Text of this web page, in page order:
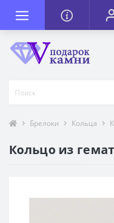
Брелоки Кольца
Кольцо из